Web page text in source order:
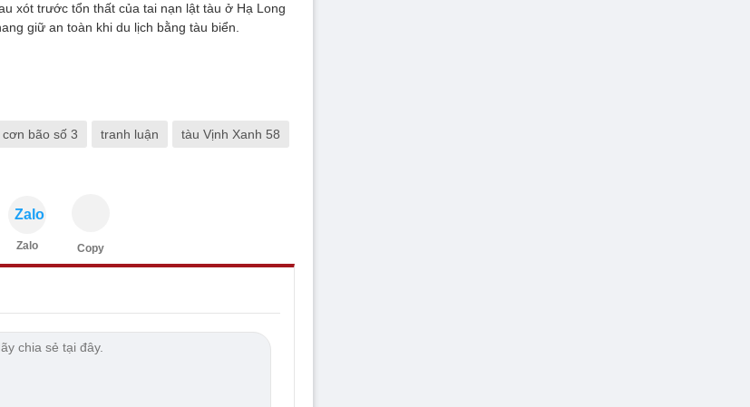
xót trước tổn thất của tai nạn lật tàu ở Hạ Long
giữ an toàn khi du lịch bằng tàu biển.
cơn bão số 3 tranh luận tàu Vịnh Xanh 58
Zalo
Zalo Copy